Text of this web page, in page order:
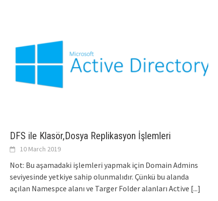
DFS ile Klasör,Dosya Replikasyon İşlemleri
10 March 2019
Not: Bu aşamadaki işlemleri yapmak için Domain Admins
seviyesinde yetkiye sahip olunmalıdır. Çünkü bu alanda
açılan Namespce alanı ve Targer Folder alanları Active [...]